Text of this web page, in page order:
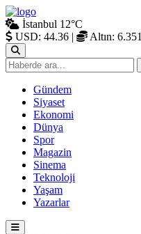
İstanbul 12°C
USD: 44.36 | Altın: 6.351
Gündem
Siyaset
Ekonomi
Dünya
Spor
Magazin
Sinema
Teknoloji
Yaşam
Yazarlar